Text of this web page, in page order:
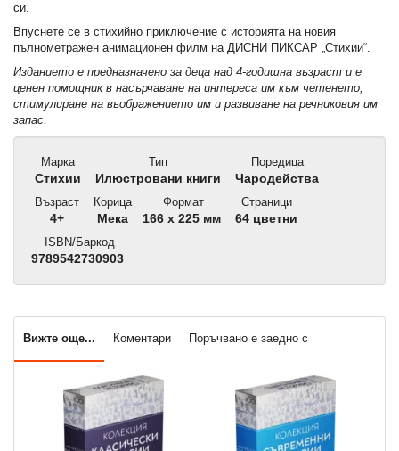
си.
Впуснете се в стихийно приключение с историята на новия
пълнометражен анимационен филм на ДИСНИ ПИКСАР „Стихии“.
Изданието е предназначено за деца над 4-годишна възраст и е
ценен помощник в насърчаване на интереса им към четенето,
стимулиране на въображението им и развиване на речниковия им
запас.
Марка
Стихии
Тип
Илюстровани книги
Поредица
Чародейства
Възраст
4+
Корица
Мека
Формат
166 x 225 мм
Страници
64 цветни
ISBN/Баркод
9789542730903
Вижте още... Коментари Поръчвано е заедно с